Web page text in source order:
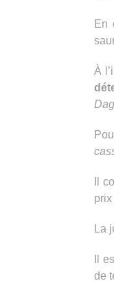
En
À
Il
prix
La
Il
de